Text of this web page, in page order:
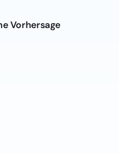
Vorhersage